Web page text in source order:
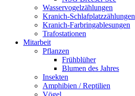
Wasservogelzählungen
Kranich-Schlafplatzzählungen
Kranich-Farbringablesungen
Trafostationen
Mitarbeit
Pflanzen
Frühblüher
Blumen des Jahres
Insekten
Amphibien / Reptilien
Vögel